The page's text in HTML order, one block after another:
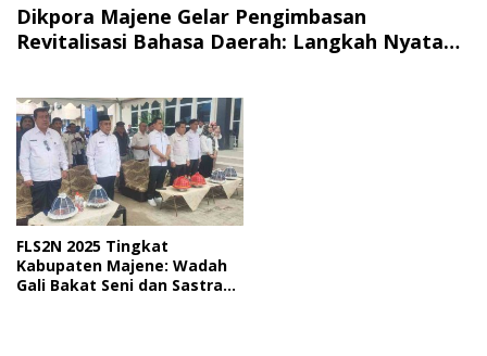
Dikpora Majene Gelar Pengimbasan
Revitalisasi Bahasa Daerah: Langkah Nyata
FLS2N 2025 Tingkat
Kabupaten Majene: Wadah
Gali Bakat Seni dan Sastra